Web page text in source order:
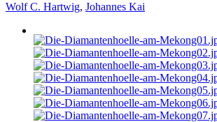
Wolf C. Hartwig, Johannes Kai